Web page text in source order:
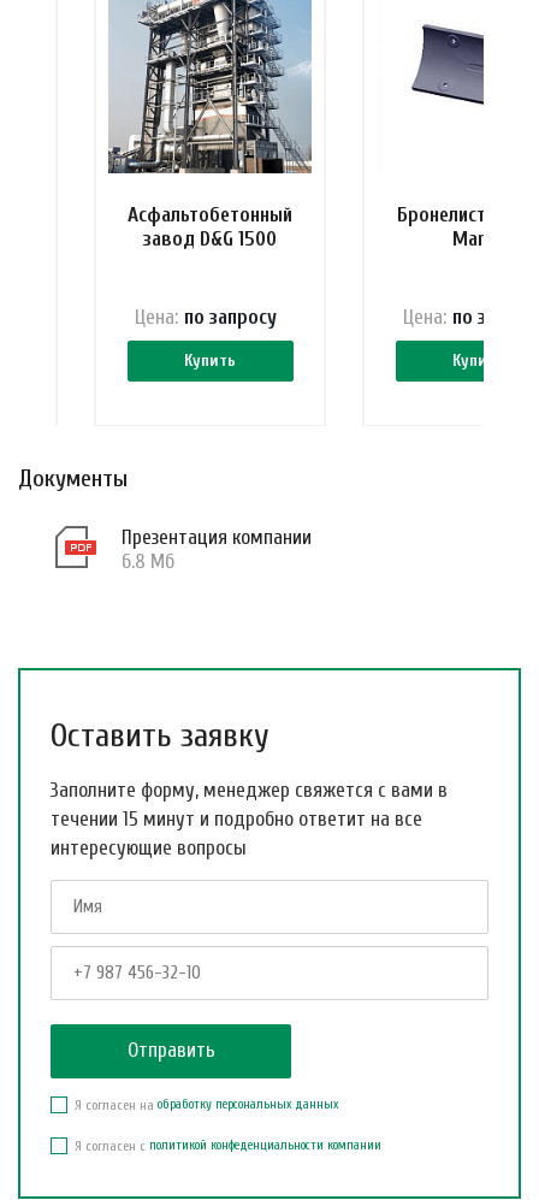
Асфальтобетонный
завод D&G 1500
Купить
Цена: по запросу
Бронелист
Marini
Купить
Цена: по зап
Документы
Презентация компании
6.8 Мб
Оставить заявку
Заполните форму, менеджер свяжется с вами в
течении 15 минут и подробно ответит на все
интересующие вопросы
Я согласен на обработку персональных данных
Я согласен с политикой конфеденциальности компании